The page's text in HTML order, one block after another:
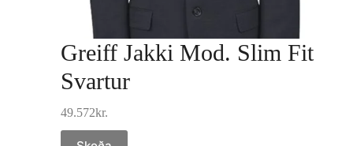
Greiff Jakki Mod. Slim Fit
Svartur
49.572kr.